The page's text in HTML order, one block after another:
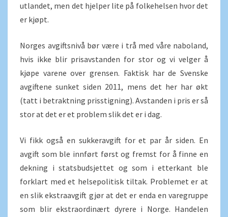
utlandet, men det hjelper lite på folkehelsen hvor det
er kjøpt.
Norges avgiftsnivå bør være i trå med våre naboland,
hvis ikke blir prisavstanden for stor og vi velger å
kjøpe varene over grensen. Faktisk har de Svenske
avgiftene sunket siden 2011, mens det her har økt
(tatt i betraktning prisstigning). Avstanden i pris er så
stor at det er et problem slik det er i dag.
Vi fikk også en sukkeravgift for et par år siden. En
avgift som ble innført først og fremst for å finne en
dekning i statsbudsjettet og som i etterkant ble
forklart med et helsepolitisk tiltak. Problemet er at
en slik ekstraavgift gjør at det er enda en varegruppe
som blir ekstraordinært dyrere i Norge. Handelen